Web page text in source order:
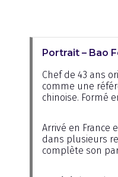
Portrait – Bao
Chef de 43 ans
comme une
chinoise. Formé
Arrivé en France
dans plusieurs
complète son